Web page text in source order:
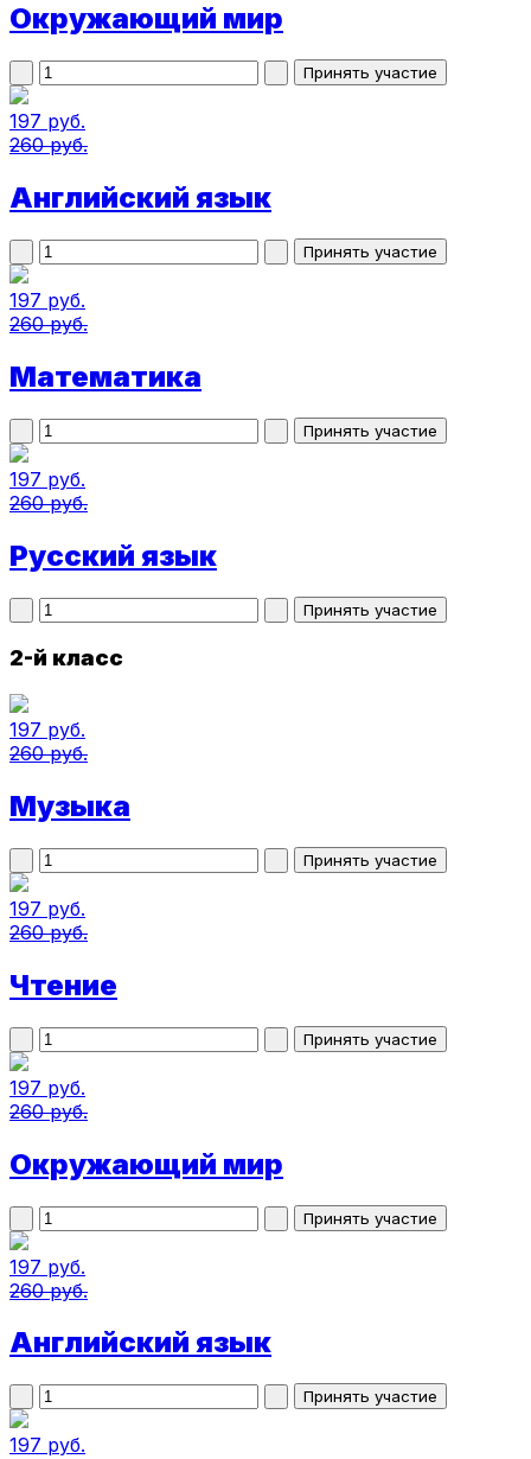
Окружающий мир
197 руб.
260 руб.
Английский язык
197 руб.
260 руб.
Математика
197 руб.
260 руб.
Русский язык
2-й класс
197 руб.
260 руб.
Музыка
197 руб.
260 руб.
Чтение
197 руб.
260 руб.
Окружающий мир
197 руб.
260 руб.
Английский язык
197 руб.